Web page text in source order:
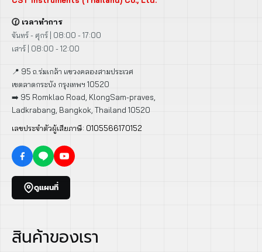
🕜 เวลาทำการ
จันทร์ - ศุกร์ | 08:00 - 17:00
เสาร์ | 08:00 - 12:00
📍 95 ถ.ร่มเกล้า แขวงคลองสามประเวศ
เขตลาดกระบัง กรุงเทพฯ 10520
➡️ 95 Romklao Road, KlongSam-praves,
Ladkrabang, Bangkok, Thailand 10520
เลขประจำตัวผู้เสียภาษี: 0105566170152
ดูแผนที่
สินค้าของเรา